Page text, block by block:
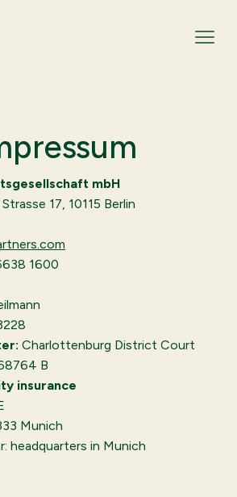
mbH
17, 10115 Berlin
1600
: Charlottenburg District Court
B
insurance
Munich
headquarters in Munich